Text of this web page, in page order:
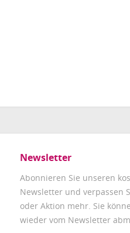
Newsletter
Abonnieren Sie unseren
Newsletter und verpassen
oder Aktion mehr. Sie
wieder vom Newsletter